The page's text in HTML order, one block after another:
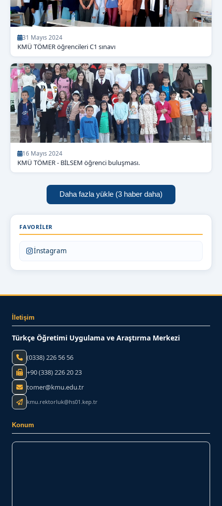
31 Mayıs 2024
KMÜ TÖMER öğrencileri C1 sınavı
16 Mayıs 2024
KMÜ TÖMER - BİLSEM öğrenci buluşması.
Daha fazla yükle (3 haber daha)
FAVORILER
İnstagram
İletişim
Türkçe Öğretimi Uygulama ve Araştırma Merkezi
(0338) 226 56 56
+90 (338) 226 20 23
tomer@kmu.edu.tr
kmu.rektorluk@hs01.kep.tr
Konum